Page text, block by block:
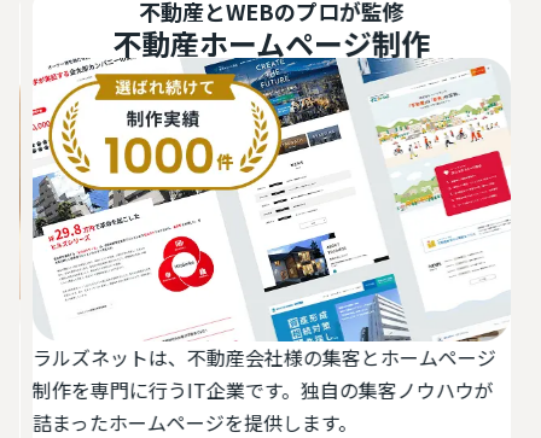
不動産とWEBのプロが監修
不動産ホームページ制作
ラルズネットは、不動産会社様の集客とホームページ
制作を専門に行うIT企業です。独自の集客ノウハウが
詰まったホームページを提供します。